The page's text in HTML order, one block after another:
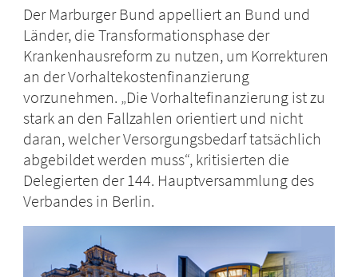
Der Marburger Bund appelliert an Bund und
Länder, die Transformationsphase der
Krankenhausreform zu nutzen, um Korrekturen
an der Vorhaltekostenfinanzierung
vorzunehmen. „Die Vorhaltefinanzierung ist zu
stark an den Fallzahlen orientiert und nicht
daran, welcher Versorgungsbedarf tatsächlich
abgebildet werden muss“, kritisierten die
Delegierten der 144. Hauptversammlung des
Verbandes in Berlin.